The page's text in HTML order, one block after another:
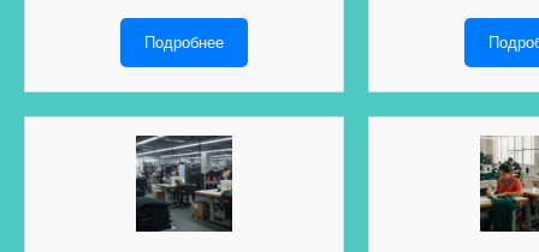
Подробнее